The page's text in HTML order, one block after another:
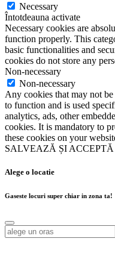
Necessary
Întotdeauna activate
Necessary cookies are
function properly. This
basic functionalities and
cookies do not store any
Non-necessary
Non-necessary
Any cookies that may not
to function and is used
analytics, ads, other
cookies. It is mandatory to
these cookies on your
SALVEAZĂ ȘI ACCEPTĂ
Alege o locatie
Gaseste locuri super chiar in zona ta!
Alege o locatie